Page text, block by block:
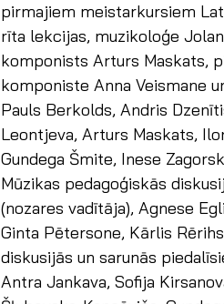
pirmajiem meistarkursiem
rīta lekcijas, muzikoloģe
komponists Arturs Maskats,
komponiste Anna Veismane
Pauls Berkolds, Andris
Leontjeva, Arturs Maskats,
Gundega Šmite, Inese
Mūzikas pedagoģiskās
(nozares vadītāja), Agnese
Ginta Pētersone, Kārlis
diskusijās un sarunās
Antra Jankava, Sofija